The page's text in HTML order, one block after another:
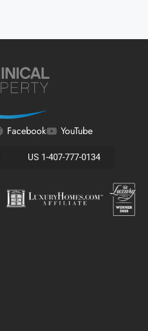
Facebook YouTube
US 1-407-777-0134